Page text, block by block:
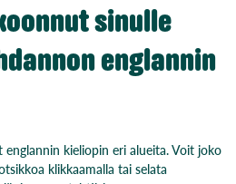
sinulle
englannin
kieliopin eri alueita. Voit joko
klikkaamalla tai selata